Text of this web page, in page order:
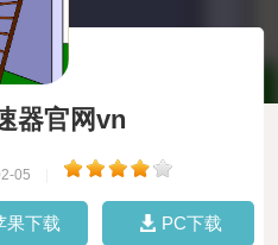
器官网vn
05
果下载 PC下载